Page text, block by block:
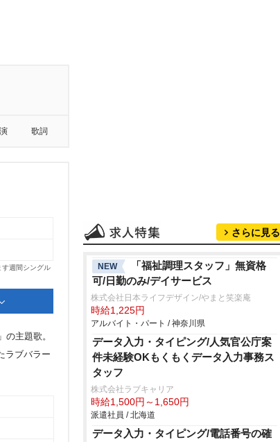
歌詞
す週間シングル
主題歌。
ラブバラー
さらに見る
NEW
「福祉調理スタッフ」無資格
可/日勤のみ/デイサービス
株式会社日本ライフデザイン/やまと笑楽庵
時給1,225円
アルバイト・パート / 神奈川県
データ入力・タイピング/人気官公庁案
件未経験OKもくもくデータ入力事務ス
タッフ
株式会社ラブキャリア
時給1,500円～1,650円
派遣社員 / 北海道
データ入力・タイピング/電話番号の確